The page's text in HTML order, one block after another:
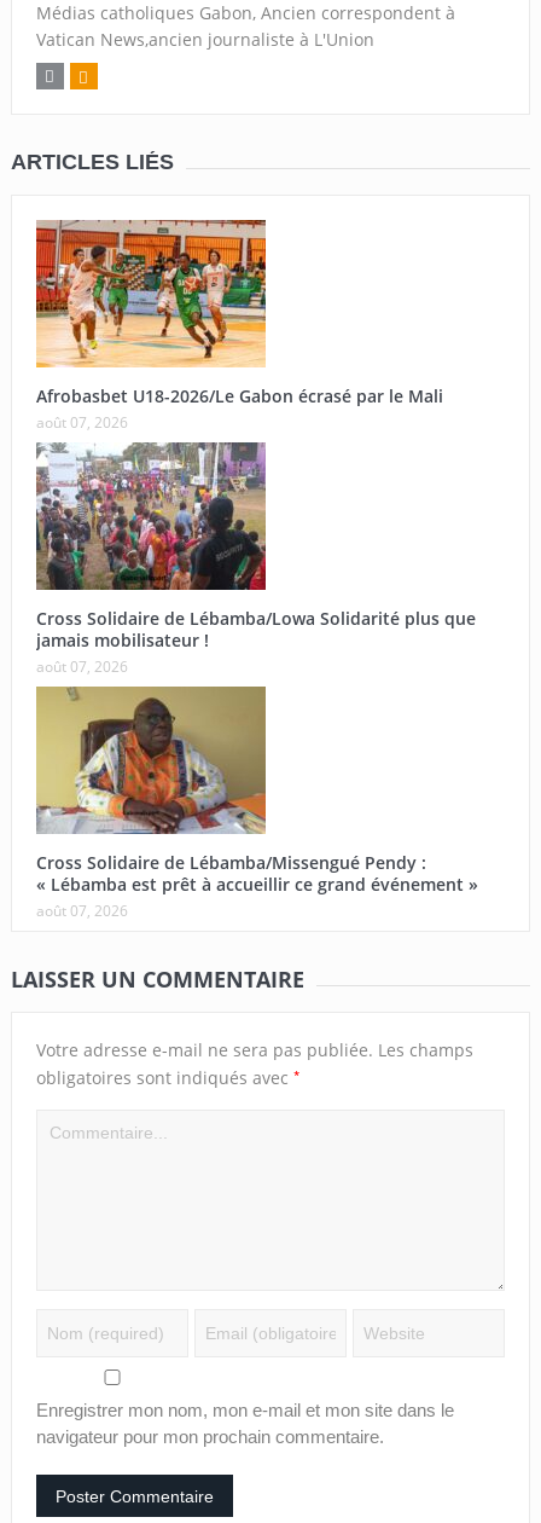
Médias catholiques Gabon, Ancien correspondent à
Vatican News,ancien journaliste à L'Union
ARTICLES LIÉS
Afrobasbet U18-2026/Le Gabon écrasé par le Mali
août 07, 2026
Cross Solidaire de Lébamba/Lowa Solidarité plus que
jamais mobilisateur !
août 07, 2026
Cross Solidaire de Lébamba/Missengué Pendy :
« Lébamba est prêt à accueillir ce grand événement »
août 07, 2026
LAISSER UN COMMENTAIRE
Votre adresse e-mail ne sera pas publiée. Les champs
obligatoires sont indiqués avec *
Enregistrer mon nom, mon e-mail et mon site dans le
navigateur pour mon prochain commentaire.